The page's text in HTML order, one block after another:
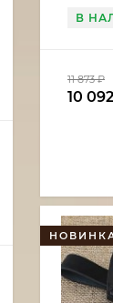
В
11 873₽
10